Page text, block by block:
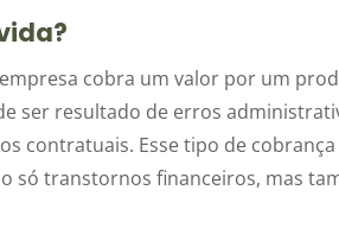
cobra um valor por um
ser resultado de erros
contratuais. Esse tipo de
só transtornos financeiros, mas